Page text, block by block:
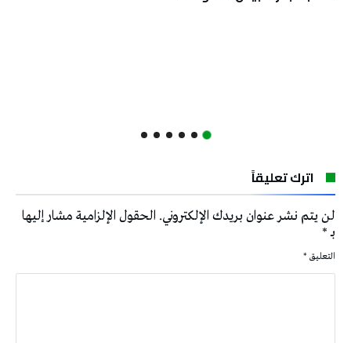
اترك تعليقاً
لن يتم نشر عنوان بريدك الإلكتروني. الحقول الإلزامية مشار إليها
بـ*
التعليق *